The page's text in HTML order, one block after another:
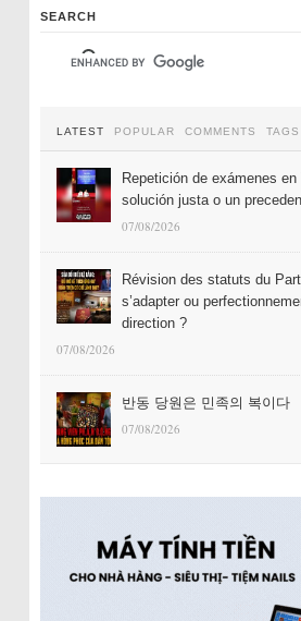
SEARCH
LATEST POPULAR COMMENTS TAGS
Repetición de exámenes
solución justa o un
07/08/2026
Révision des statuts du
s’adapter ou
direction ?
07/08/2026
반동 당원은 민족의 복이다
07/08/2026